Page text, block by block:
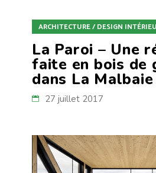
ARCHITECTURE / DESIGN
La Paroi – Une
faite en bois de
dans La Malbaie
27 juillet 2017